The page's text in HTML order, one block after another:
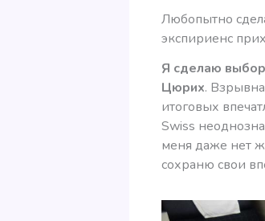
Любопытно
экспириенс
Я сделаю выбор
Цюрих.
итоговых
Swiss
меня даже нет
сохраню свои